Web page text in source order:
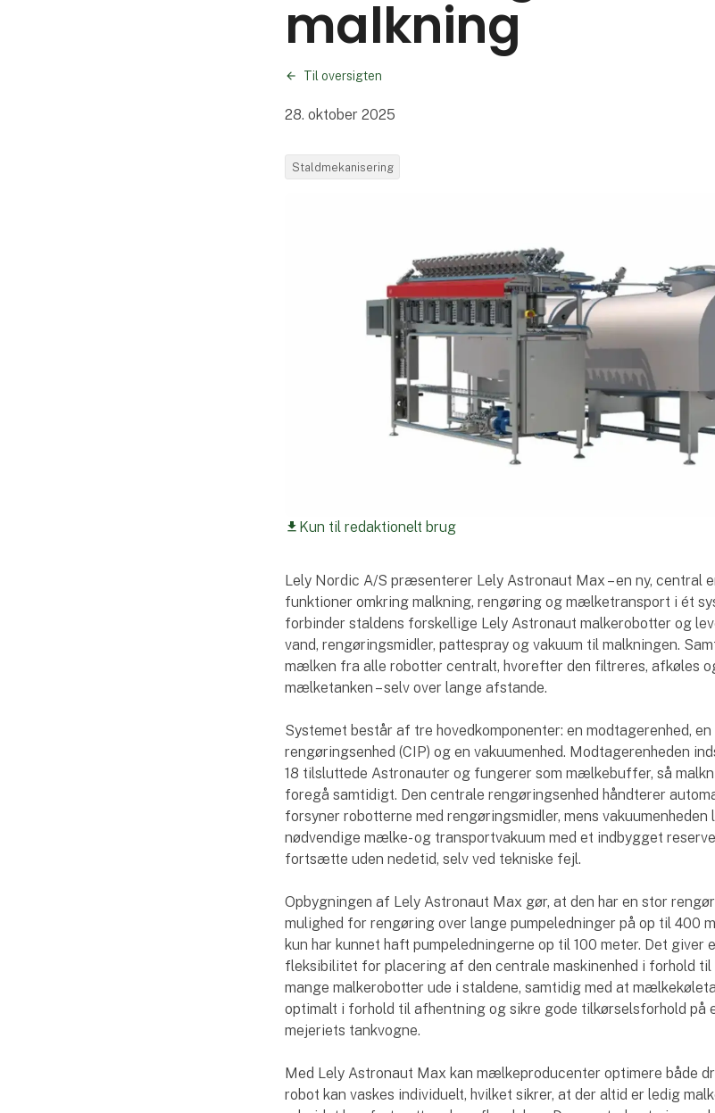
malkning
Til oversigten
28. oktober 2025
Staldmekanisering
download Kun til redaktionelt brug
Lely Nordic A/S præsenterer Lely Astronaut Max – en ny, central
funktioner omkring malkning, rengøring og mælketransport i ét
forbinder staldens forskellige Lely Astronaut malkerobotter og
vand, rengøringsmidler, pattespray og vakuum til malkningen.
mælken fra alle robotter centralt, hvorefter den filtreres, afkøles
mælketanken – selv over lange afstande.
Systemet består af tre hovedkomponenter: en modtagerenhed,
rengøringsenhed (CIP) og en vakuumenhed. Modtagerenheden
18 tilsluttede Astronauter og fungerer som mælkebuffer, så
foregå samtidigt. Den centrale rengøringsenhed håndterer
forsyner robotterne med rengøringsmidler, mens vakuumenheden
nødvendige mælke- og transportvakuum med et indbygget
fortsætte uden nedetid, selv ved tekniske fejl.
Opbygningen af Lely Astronaut Max gør, at den har en stor
mulighed for rengøring over lange pumpeledninger på op til 400
kun har kunnet haft pumpeledningerne op til 100 meter. Det giver
fleksibilitet for placering af den centrale maskinenhed i forhold
mange malkerobotter ude i staldene, samtidig med at
optimalt i forhold til afhentning og sikre gode tilkørselsforhold på
mejeriets tankvogne.
Med Lely Astronaut Max kan mælkeproducenter optimere både
robot kan vaskes individuelt, hvilket sikrer, at der altid er ledig